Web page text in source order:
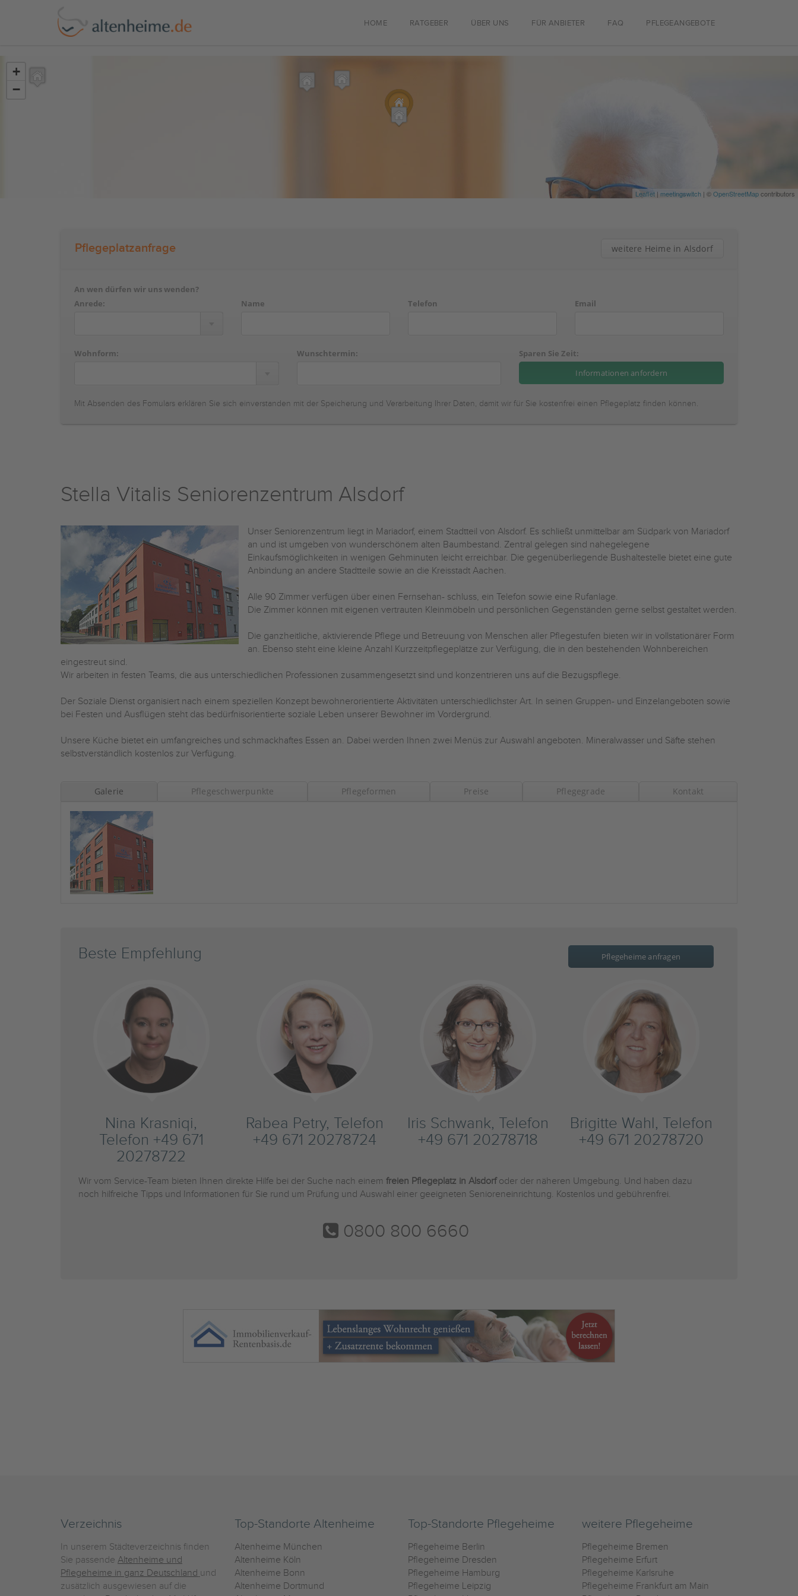
HOME RATGEBER ÜBER UNS FÜR ANBIETER FAQ PFLEGEANGEBOTE
+
−
Leaflet | meetingswitch | ©OpenStreetMapcontributors
Pflegeplatzanfrage weitere Heime in Alsdorf
An wen dürfen wir uns wenden?
Anrede:
Name Telefon Email
Wohnform: Wunschtermin: Sparen Sie Zeit:
Mit Absenden des Fomulars erklären Sie sich einverstanden mit der Speicherung und Verarbeitung Ihrer Daten, damit wir für Sie kostenfrei einen Pflegeplatz finden können.
Stella Vitalis Seniorenzentrum Alsdorf
Unser Seniorenzentrum liegt in Mariadorf, einem Stadtteil von Alsdorf. Es schließt unmittelbar am Südpark von Mariadorf
an und ist umgeben von wunderschönem alten Baumbestand. Zentral gelegen sind nahegelegene
Einkaufsmöglichkeiten in wenigen Gehminuten leicht erreichbar. Die gegenüberliegende Bushaltestelle bietet eine gute
Anbindung an andere Stadtteile sowie an die Kreisstadt Aachen.
Alle 90 Zimmer verfügen über einen Fernsehan- schluss, ein Telefon sowie eine Rufanlage.
Die Zimmer können mit eigenen vertrauten Kleinmöbeln und persönlichen Gegenständen gerne selbst gestaltet werden.
Die ganzheitliche, aktivierende Pflege und Betreuung von Menschen aller Pflegestufen bieten wir in vollstationärer Form
an. Ebenso steht eine kleine Anzahl Kurzzeitpflegeplätze zur Verfügung, die in den bestehenden Wohnbereichen
eingestreut sind.
Wir arbeiten in festen Teams, die aus unterschiedlichen Professionen zusammengesetzt sind und konzentrieren uns auf die Bezugspflege.
Der Soziale Dienst organisiert nach einem speziellen Konzept bewohnerorientierte Aktivitäten unterschiedlichster Art. In seinen Gruppen- und Einzelangeboten sowie
bei Festen und Ausflügen steht das bedürfnisorientierte soziale Leben unserer Bewohner im Vordergrund.
Unsere Küche bietet ein umfangreiches und schmackhaftes Essen an. Dabei werden Ihnen zwei Menüs zur Auswahl angeboten. Mineralwasser und Säfte stehen
selbstverständlich kostenlos zur Verfügung.
Galerie Pflegeschwerpunkte Pflegeformen Preise Pflegegrade Kontakt
Beste Empfehlung Pflegeheime anfragen
Nina Krasniqi,
Telefon +49 671
20278722
Rabea Petry, Telefon
+49 671 20278724
Iris Schwank, Telefon
+49 671 20278718
Brigitte Wahl, Telefon
+49 671 20278720
Wir vom Service-Team bieten Ihnen direkte Hilfe bei der Suche nach einem freien Pflegeplatz in Alsdorfoder der näheren Umgebung. Und haben dazu
noch hilfreiche Tipps und Informationen für Sie rund um Prüfung und Auswahl einer geeigneten Senioreneinrichtung. Kostenlos und gebührenfrei.
0800 800 6660
Verzeichnis
In unserem Städteverzeichnis finden
Sie passende Altenheime und
Pflegeheime in ganz Deutschland und
zusätzlich ausgewiesen auf die
Top-Standorte Altenheime
Altenheime München
Altenheime Köln
Altenheime Bonn
Altenheime Dortmund
Top-Standorte Pflegeheime
Pflegeheime Berlin
Pflegeheime Dresden
Pflegeheime Hamburg
Pflegeheime Leipzig
weitere Pflegeheime
Pflegeheime Bremen
Pflegeheime Erfurt
Pflegeheime Karlsruhe
Pflegeheime Frankfurt am Main